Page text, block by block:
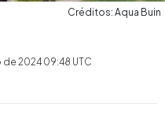
Créditos: Aqua Buin
de 2024 09:48 UTC